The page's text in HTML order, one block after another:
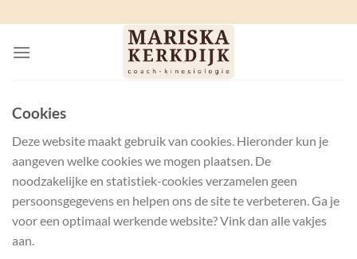
naar
inhoud
Cookies
Deze website maakt gebruik van cookies. Hieronder kun je
aangeven welke cookies we mogen plaatsen. De
noodzakelijke en statistiek-cookies verzamelen geen
persoonsgegevens en helpen ons de site te verbeteren. Ga je
voor een optimaal werkende website? Vink dan alle vakjes
aan.